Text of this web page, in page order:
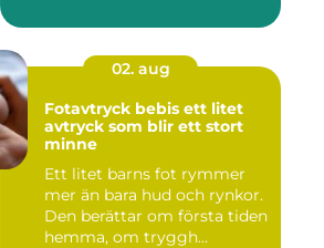
02. aug
Fotavtryck bebis ett litet
avtryck som blir ett stort
minne
Ett litet barns fot rymmer
mer än bara hud och rynkor.
Den berättar om första tiden
hemma, om tryggh...